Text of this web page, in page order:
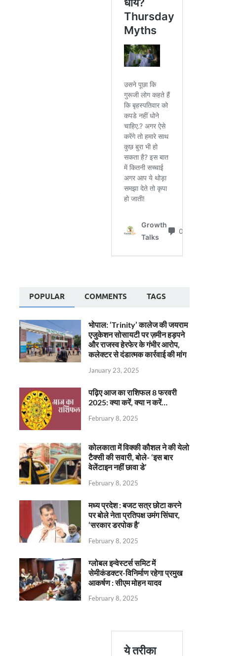
POPULAR COMMENTS TAGS
भोपाल: ‘Trinity’ कालेज की जयराम
एजुकेशन सोसायटी पर ज़मीन हड़पने
और राजस्व हेरफेर के गंभीर आरोप,
कलेक्टर से दंडात्मक कार्रवाई की मांग
January 23, 2025
पढ़िए आज का राशिफल 8 फरवरी
2025: क्या करें, क्या न करें…
February 8, 2025
कोलकाता में विक्की कौशल ने की येलो
टैक्सी की सवारी, बोले- ‘इस बार
वेलेंटाइन नहीं छावा डे’
February 8, 2025
मध्य प्रदेश : बजट सत्र छोटा करने
पर बोले नेता प्रतिपक्ष उमंग सिंघार,
‘सरकार डरपोक है’
February 8, 2025
ग्लोबल इन्वेस्टर्स समिट में
सेमीकंडक्टर-विनिर्माण रहेगा प्रमुख
आकर्षण : सीएम मोहन यादव
February 8, 2025